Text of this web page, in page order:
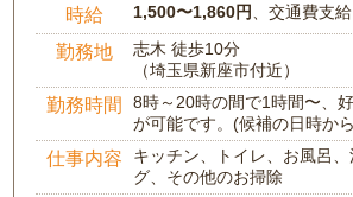
時給 1,500〜1,860円 、交通費支
勤務地
志木 徒歩10分
（埼玉県新座市付近）
勤務時間
8時～20時の間で1時間〜、
が可能です。(候補の日時か
仕事内容
キッチン、トイレ、お風呂
グ、その他のお掃除